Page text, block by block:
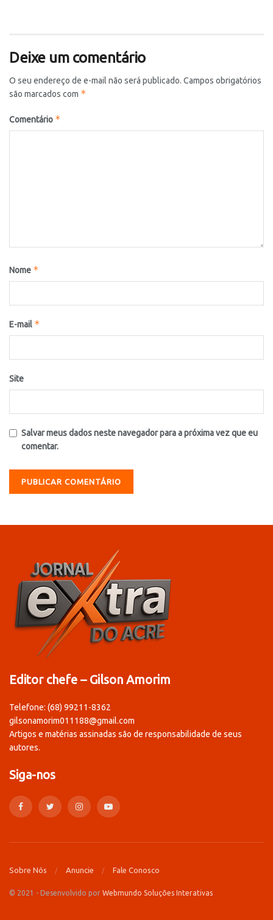
Deixe um comentário
O seu endereço de e-mail não será publicado. Campos obrigatórios
são marcados com *
Comentário *
Nome *
E-mail *
Site
Salvar meus dados neste navegador para a próxima vez que eu
comentar.
Editor chefe – Gilson Amorim
Telefone: (68) 99211-8362
gilsonamorim011188@gmail.com
Artigos e matérias assinadas são de responsabilidade de seus
autores.
Siga-nos
Sobre Nós Anuncie Fale Conosco
© 2021 - Desenvolvido por Webmundo Soluções Interativas